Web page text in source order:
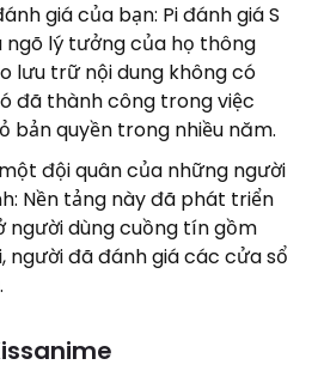
giá của bạn: Pi đánh giá S
lý tưởng của họ thông
lưu trữ nội dung không có
đã thành công trong việc
bản quyền trong nhiều năm.
đội quân của những người
Nền tảng này đã phát triển
người dùng cuồng tín gồm
người đã đánh giá các cửa sổ